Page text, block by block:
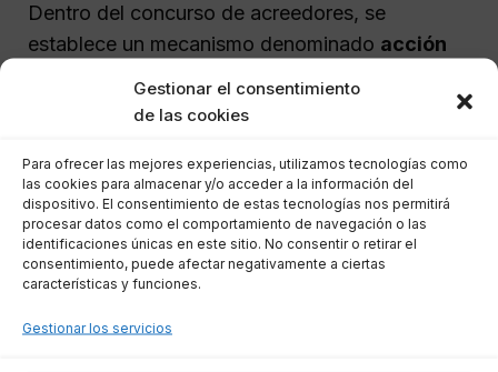
Gestionar el consentimiento
de las cookies
Para ofrecer las mejores experiencias, utilizamos tecnologías como
las cookies para almacenar y/o acceder a la información del
dispositivo. El consentimiento de estas tecnologías nos permitirá
procesar datos como el comportamiento de navegación o las
identificaciones únicas en este sitio. No consentir o retirar el
consentimiento, puede afectar negativamente a ciertas
características y funciones.
Gestionar los servicios
Dentro del concurso de acreedores, se
establece un mecanismo denominado acción
anular actos que puedan haber disminuido el
previos a la declaración del concurso.
Esto permite recuperar ciertos activos que
podrían haberse transferido fraudulentamente,
asegurando que los acreedores tengan una
mejor oportunidad de recuperar sus créditos.